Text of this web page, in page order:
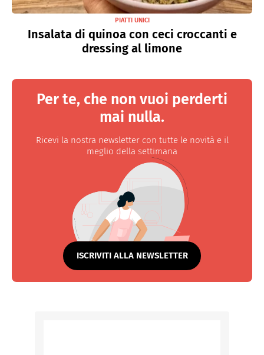
PIATTI UNICI
Insalata di quinoa con ceci croccanti e
dressing al limone
Per te, che non vuoi perderti
mai nulla.
Ricevi la nostra newsletter con tutte le novità e il
meglio della settimana
ISCRIVITI ALLA NEWSLETTER